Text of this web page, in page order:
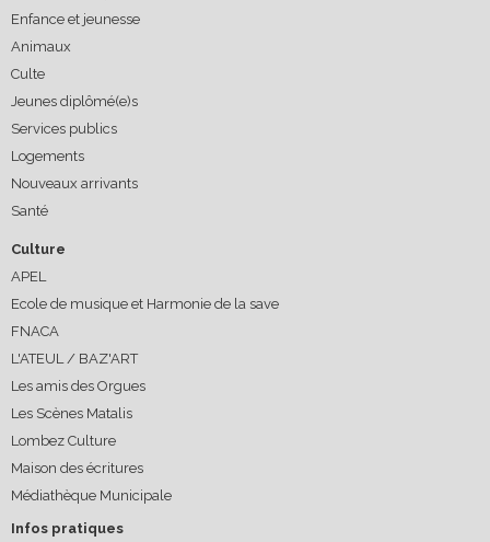
Enfance et jeunesse
Animaux
Culte
Jeunes diplômé(e)s
Services publics
Logements
Nouveaux arrivants
Santé
Culture
APEL
Ecole de musique et Harmonie de la save
FNACA
L'ATEUL / BAZ'ART
Les amis des Orgues
Les Scènes Matalis
Lombez Culture
Maison des écritures
Médiathèque Municipale
Infos pratiques